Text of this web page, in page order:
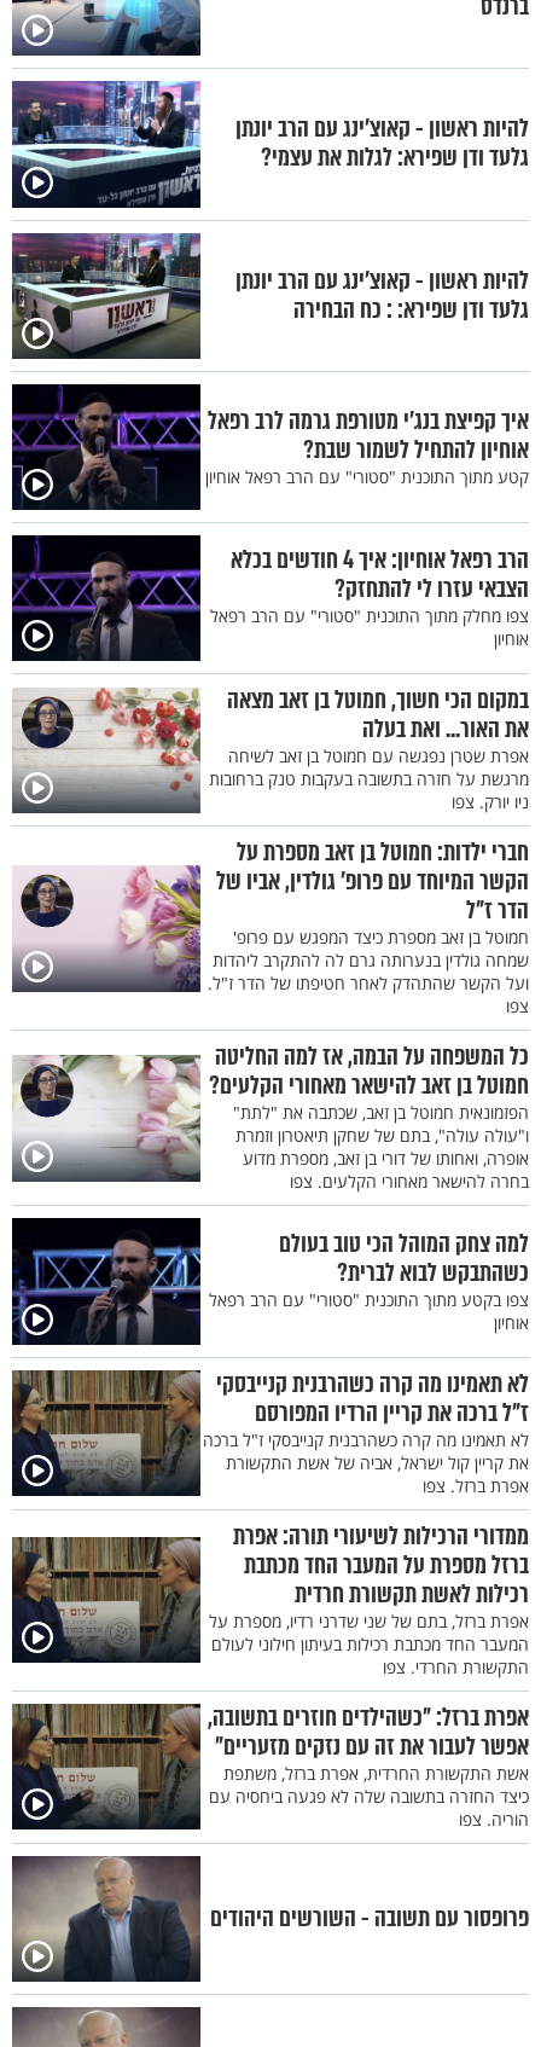
להיות ראשון - קאוצ’ינג עם הרב יונתן
גלעד ודן שפירא: לגלות את עצמי?
להיות ראשון - קאוצ’ינג עם הרב יונתן
גלעד ודן שפירא: : כח הבחירה
איך קפיצת בנג'י מטורפת גרמה לרב רפאל
אוחיון להתחיל לשמור שבת?
קטע מתוך התוכנית "סטורי" עם הרב רפאל אוחיון
הרב רפאל אוחיון: איך 4 חודשים בכלא
הצבאי עזרו לי להתחזק?
צפו מחלק מתוך התוכנית "סטורי" עם הרב רפאל
אוחיון
במקום הכי חשוך, חמוטל בן זאב מצאה
את האור... ואת בעלה
אפרת שטרן נפגשה עם חמוטל בן זאב לשיחה
מרגשת על חזרה בתשובה בעקבות טנק ברחובות
ניו יורק. צפו
חברי ילדות: חמוטל בן זאב מספרת על
הקשר המיוחד עם פרופ’ גולדין, אביו של
הדר ז"ל
חמוטל בן זאב מספרת כיצד המפגש עם פרופ'
שמחה גולדין בנערותה גרם לה להתקרב ליהדות
ועל הקשר שהתהדק לאחר חטיפתו של הדר ז"ל.
צפו
כל המשפחה על הבמה, אז למה החליטה
חמוטל בן זאב להישאר מאחורי הקלעים?
הפזמונאית חמוטל בן זאב, שכתבה את "לתת"
ו"עולה עולה", בתם של שחקן תיאטרון וזמרת
אופרה, ואחותו של דורי בן זאב, מספרת מדוע
בחרה להישאר מאחורי הקלעים. צפו
למה צחק המוהל הכי טוב בעולם
כשהתבקש לבוא לברית?
צפו בקטע מתוך התוכנית "סטורי" עם הרב רפאל
אוחיון
לא תאמינו מה קרה כשהרבנית קנייבסקי
ז"ל ברכה את קריין הרדיו המפורסם
לא תאמינו מה קרה כשהרבנית קנייבסקי ז"ל ברכה
את קריין קול ישראל, אביה של אשת התקשורת
אפרת ברזל. צפו
ממדורי הרכילות לשיעורי תורה: אפרת
ברזל מספרת על המעבר החד מכתבת
רכילות לאשת תקשורת חרדית
אפרת ברזל, בתם של שני שדרני רדיו, מספרת על
המעבר החד מכתבת רכילות בעיתון חילוני לעולם
התקשורת החרדי. צפו
אפרת ברזל: "כשהילדים חוזרים בתשובה,
אפשר לעבור את זה עם נזקים מזעריים"
אשת התקשורת החרדית, אפרת ברזל, משתפת
כיצד החזרה בתשובה שלה לא פגעה ביחסיה עם
הוריה. צפו
פרופסור עם תשובה - השורשים היהודים